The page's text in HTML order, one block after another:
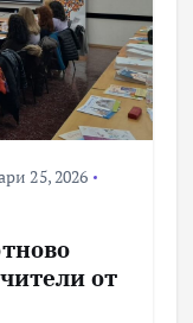
25, 2026
от